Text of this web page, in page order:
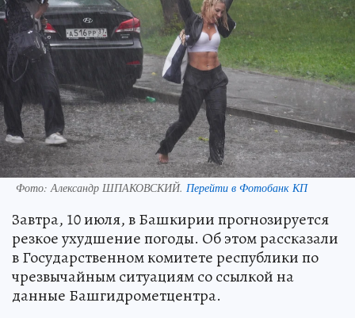
Фото:Александр ШПАКОВСКИЙ. Перейти в Фотобанк КП
Завтра, 10 июля, в Башкирии прогнозируется
резкое ухудшение погоды. Об этом рассказали
в Государственном комитете республики по
чрезвычайным ситуациям со ссылкой на
данные Башгидрометцентра.